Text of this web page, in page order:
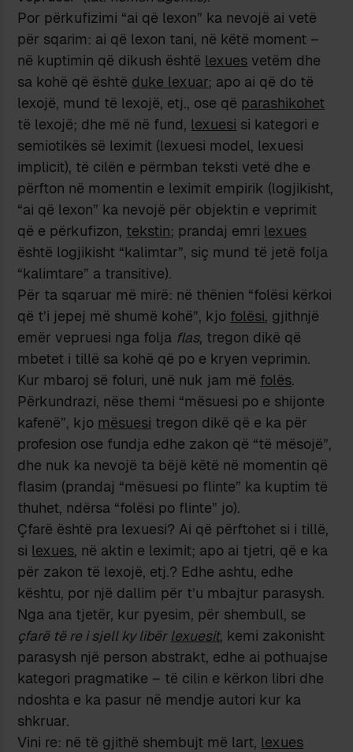
Por përkufizimi “ai që lexon” ka nevojë ai vetë
për sqarim: ai që lexon tani, në këtë moment –
në kuptimin që dikush është lexues vetëm dhe
sa kohë që është duke lexuar; apo ai që do të
lexojë, mund të lexojë, etj., ose që parashikohet
të lexojë; dhe më në fund, lexuesi si kategori e
semiotikës së leximit (lexuesi model, lexuesi
implicit), të cilën e përmban teksti vetë dhe e
përfton në momentin e leximit empirik (logjikisht,
“ai që lexon” ka nevojë për objektin e veprimit
që e përkufizon, tekstin; prandaj emri lexues
është logjikisht “kalimtar”, siç mund të jetë folja
“kalimtare” a transitive).
Për ta sqaruar më mirë: në thënien “folësi kërkoi
që t’i jepej më shumë kohë”, kjo folësi, gjithnjë
emër vepruesi nga folja flas, tregon dikë që
mbetet i tillë sa kohë që po e kryen veprimin.
Kur mbaroj së foluri, unë nuk jam më folës.
Përkundrazi, nëse themi “mësuesi po e shijonte
kafenë”, kjo mësuesi tregon dikë që e ka për
profesion ose fundja edhe zakon që “të mësojë”,
dhe nuk ka nevojë ta bëjë këtë në momentin që
flasim (prandaj “mësuesi po flinte” ka kuptim të
thuhet, ndërsa “folësi po flinte” jo).
Çfarë është pra lexuesi? Ai që përftohet si i tillë,
si lexues, në aktin e leximit; apo ai tjetri, që e ka
për zakon të lexojë, etj.? Edhe ashtu, edhe
kështu, por një dallim për t’u mbajtur parasysh.
Nga ana tjetër, kur pyesim, për shembull, se
çfarë të re i sjell ky libër lexuesit, kemi zakonisht
parasysh një person abstrakt, edhe ai pothuajse
kategori pragmatike – të cilin e kërkon libri dhe
ndoshta e ka pasur në mendje autori kur ka
shkruar.
Vini re: në të gjithë shembujt më lart, lexues